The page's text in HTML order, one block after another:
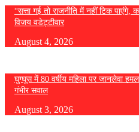
“सत्ता गई तो राजनीति में नहीं टिक
विजय वडेट्टीवार
August 4, 2026
घुग्घूस में 80 वर्षीय महिला पर जानलेवा
गंभीर सवाल
August 3, 2026